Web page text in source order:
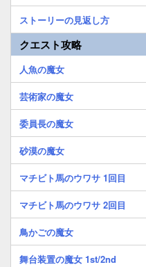
ストーリーの見返し方
クエスト攻略
人魚の魔女
芸術家の魔女
委員長の魔女
砂漠の魔女
マチビト馬のウワサ 1回目
マチビト馬のウワサ 2回目
鳥かごの魔女
舞台装置の魔女 1st/2nd